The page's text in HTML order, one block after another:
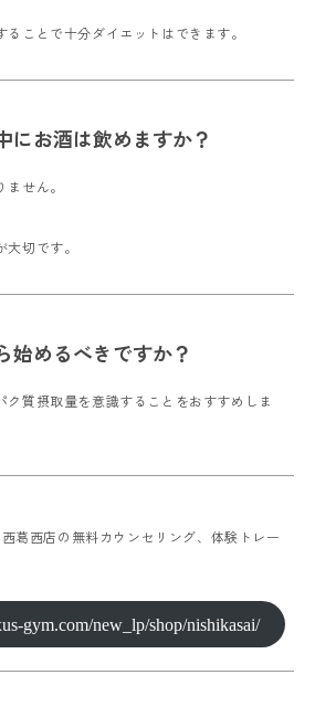
ことで十分ダイエットはできます。
にお酒は飲めますか？
せん。
切です。
始めるべきですか？
ク質摂取量を意識することをおすすめしま
葛西店の無料カウンセリング、体験トレー
gym.com/new_lp/shop/nishikasai/